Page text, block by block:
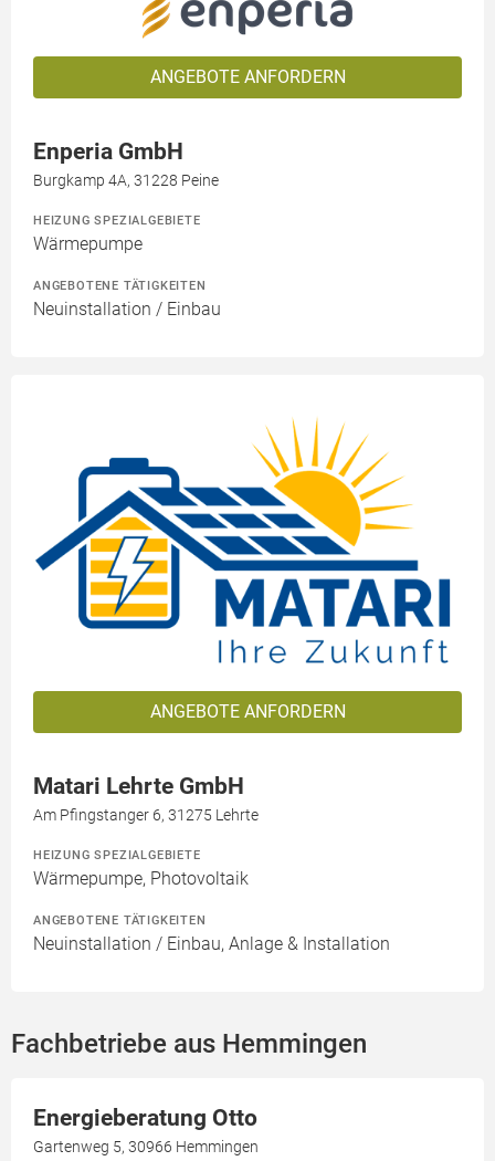
ANGEBOTE ANFORDERN
Enperia GmbH
Burgkamp 4A, 31228 Peine
HEIZUNG SPEZIALGEBIETE
Wärmepumpe
ANGEBOTENE TÄTIGKEITEN
Neuinstallation / Einbau
ANGEBOTE ANFORDERN
Matari Lehrte GmbH
Am Pfingstanger 6, 31275 Lehrte
HEIZUNG SPEZIALGEBIETE
Wärmepumpe, Photovoltaik
ANGEBOTENE TÄTIGKEITEN
Neuinstallation / Einbau, Anlage & Installation
Fachbetriebe aus Hemmingen
Energieberatung Otto
Gartenweg 5, 30966 Hemmingen